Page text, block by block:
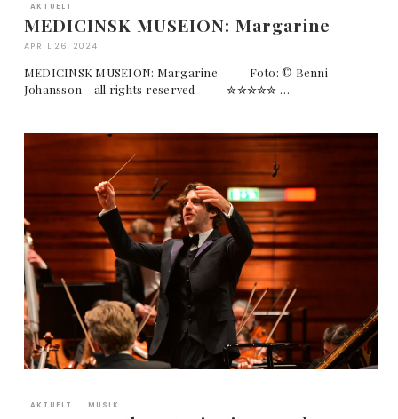
AKTUELT
MEDICINSK MUSEION: Margarine
APRIL 26, 2024
MEDICINSK MUSEION: Margarine Foto: © Benni
Johansson – all rights reserved ✮✮✮✮✮ …
AKTUELT MUSIK